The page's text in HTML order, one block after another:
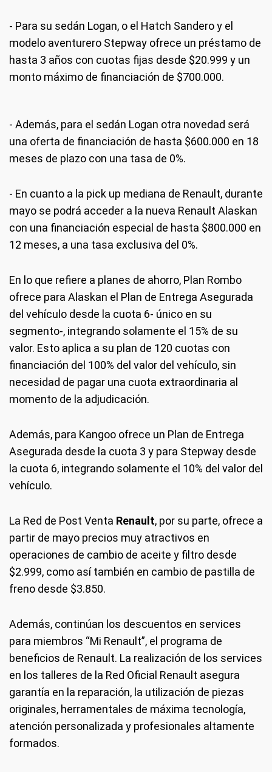
único en su segmento-, integrando solamente el 15% de su valor. Esto
aplica a su plan de 120 cuotas con financiación del 100% del valor del
vehículo, sin necesidad de pagar una cuota extraordinaria al momento
de la adjudicación.
- Para su sedán Logan, o el Hatch Sandero y el
modelo aventurero Stepway ofrece un préstamo de
hasta 3 años con cuotas fijas desde $20.999 y un
monto máximo de financiación de $700.000.
- Además, para el sedán Logan otra novedad será
una oferta de financiación de hasta $600.000 en 18
meses de plazo con una tasa de 0%.
- En cuanto a la pick up mediana de Renault, durante
mayo se podrá acceder a la nueva Renault Alaskan
con una financiación especial de hasta $800.000 en
12 meses, a una tasa exclusiva del 0%.
En lo que refiere a planes de ahorro, Plan Rombo
ofrece para Alaskan el Plan de Entrega Asegurada
del vehículo desde la cuota 6- único en su
segmento-, integrando solamente el 15% de su
valor. Esto aplica a su plan de 120 cuotas con
financiación del 100% del valor del vehículo, sin
necesidad de pagar una cuota extraordinaria al
momento de la adjudicación.
Además, para Kangoo ofrece un Plan de Entrega
Asegurada desde la cuota 3 y para Stepway desde
la cuota 6, integrando solamente el 10% del valor del
vehículo.
La Red de Post Venta Renault, por su parte, ofrece a
partir de mayo precios muy atractivos en
operaciones de cambio de aceite y filtro desde
$2.999, como así también en cambio de pastilla de
freno desde $3.850.
Además, continúan los descuentos en services
para miembros “Mi Renault”, el programa de
beneficios de Renault. La realización de los services
en los talleres de la Red Oficial Renault asegura
garantía en la reparación, la utilización de piezas
originales, herramentales de máxima tecnología,
atención personalizada y profesionales altamente
formados.